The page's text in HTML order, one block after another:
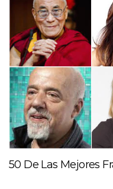
50 De Las Mejores